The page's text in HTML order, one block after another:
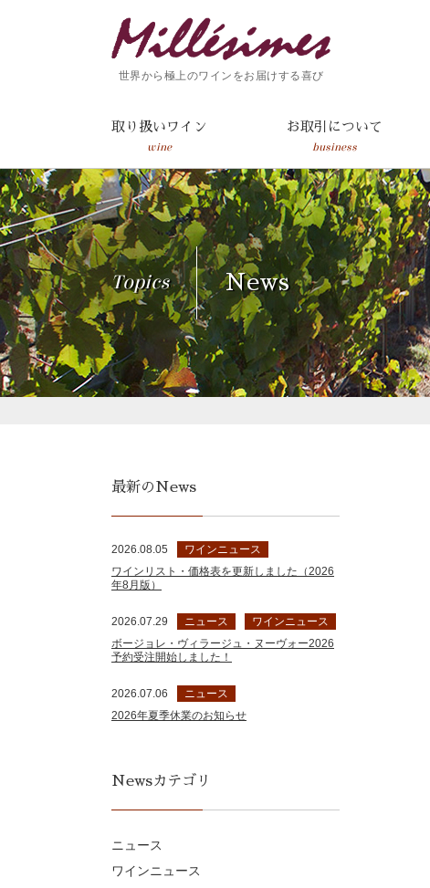
世界から極上のワインをお届けする喜び
取り扱いワイン
wine
お取引について
business
Topics News
最新のNews
2026.08.05
ワインニュース
ワインリスト・価格表を更新しました（2026
年8月版）
2026.07.29 ニュース
ワインニュース
ボージョレ・ヴィラージュ・ヌーヴォー2026
予約受注開始しました！
2026.07.06
ニュース
2026年夏季休業のお知らせ
Newsカテゴリ
ニュース
ワインニュース